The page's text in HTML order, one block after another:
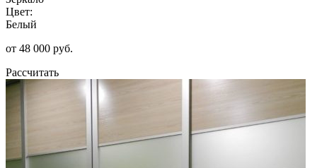
Цвет:
Белый
от 48 000 руб.
Рассчитать